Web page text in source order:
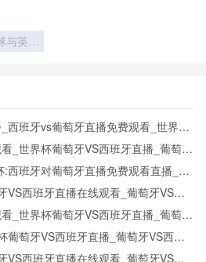
与英语
西班牙vs葡萄牙直播免费观看_世界杯
观看高清视频直播
_世界杯葡萄牙VS西班牙直播_葡萄牙
西班牙对葡萄牙直播免费观看直播_世
观看高清无插件
VS西班牙直播在线观看_葡萄牙VS西
_世界杯葡萄牙VS西班牙直播_葡萄牙
葡萄牙VS西班牙直播_葡萄牙VS西班
VS西班牙直播在线观看_葡萄牙VS西